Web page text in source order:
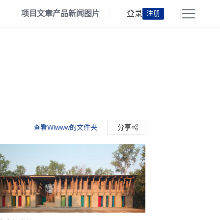
项目文章产品新闻 图片 登录 注册
查看Wlwww的文件夹 分享